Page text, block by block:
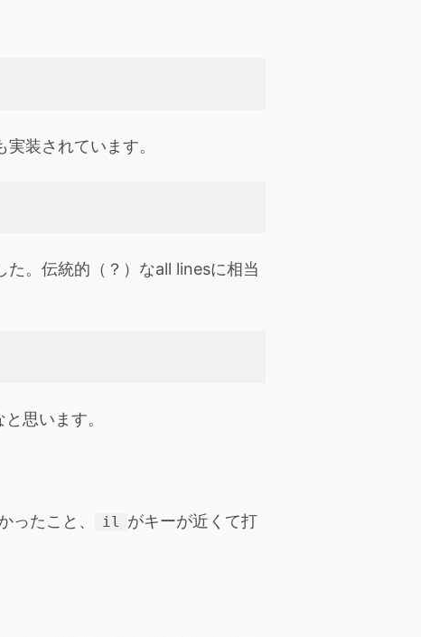
装されています。
。伝統的（？）なall linesに相当
思います。
ったこと、 il がキーが近くて打